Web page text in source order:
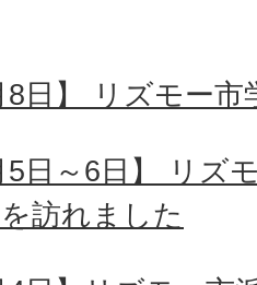
8日】 リズモー
5日～6日】 リズ
訪れました